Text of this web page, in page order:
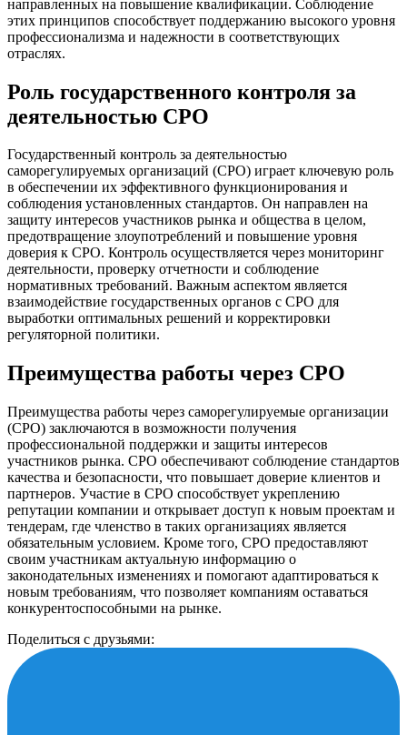
направленных на повышение квалификации. Соблюдение
этих принципов способствует поддержанию высокого уровня
профессионализма и надежности в соответствующих
отраслях.
Роль государственного контроля за
деятельностью СРО
Государственный контроль за деятельностью
саморегулируемых организаций (СРО) играет ключевую роль
в обеспечении их эффективного функционирования и
соблюдения установленных стандартов. Он направлен на
защиту интересов участников рынка и общества в целом,
предотвращение злоупотреблений и повышение уровня
доверия к СРО. Контроль осуществляется через мониторинг
деятельности, проверку отчетности и соблюдение
нормативных требований. Важным аспектом является
взаимодействие государственных органов с СРО для
выработки оптимальных решений и корректировки
регуляторной политики.
Преимущества работы через СРО
Преимущества работы через саморегулируемые организации
(СРО) заключаются в возможности получения
профессиональной поддержки и защиты интересов
участников рынка. СРО обеспечивают соблюдение стандартов
качества и безопасности, что повышает доверие клиентов и
партнеров. Участие в СРО способствует укреплению
репутации компании и открывает доступ к новым проектам и
тендерам, где членство в таких организациях является
обязательным условием. Кроме того, СРО предоставляют
своим участникам актуальную информацию о
законодательных изменениях и помогают адаптироваться к
новым требованиям, что позволяет компаниям оставаться
конкурентоспособными на рынке.
Поделиться с друзьями: